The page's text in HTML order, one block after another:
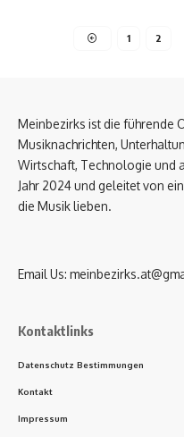
1 2
Meinbezirks ist die führende
Musiknachrichten,
Wirtschaft, Technologie und
Jahr 2024 und geleitet von
die Musik lieben.
Email Us:
Kontaktlinks
Datenschutz Bestimmungen
Kontakt
Impressum